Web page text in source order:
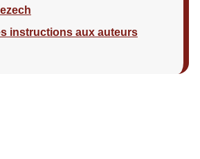
instructions aux auteurs